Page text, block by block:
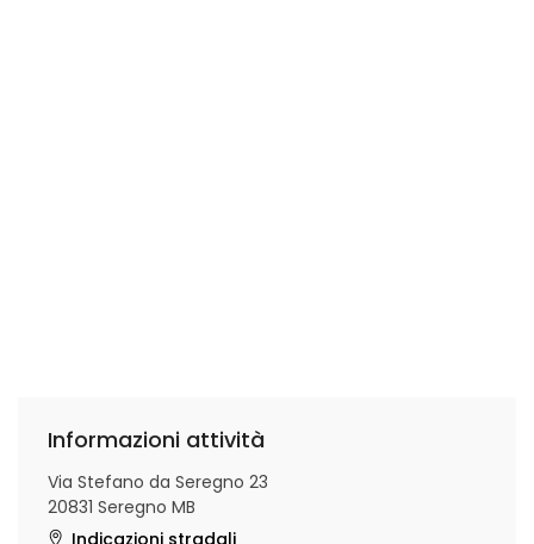
Informazioni attività
Via Stefano da Seregno 23
20831 Seregno MB
Indicazioni stradali